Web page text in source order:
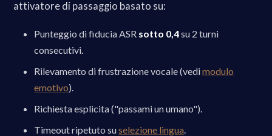
attivatore di passaggio basato su:
Punteggio di fiducia ASR sotto 0,4su 2 turni
consecutivi.
Rilevamento di frustrazione vocale (vedimodulo
emotivo).
Richiesta esplicita ("passami un umano").
Timeout ripetuto suselezione lingua.